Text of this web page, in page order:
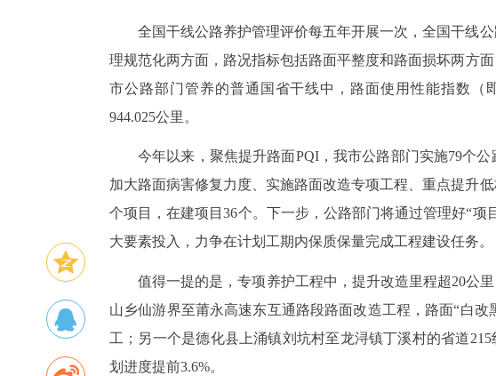
全国干线公路养护管理评价每五年开展一次，全国干线
理规范化两方面，路况指标包括路面平整度和路面损坏两方
市公路部门管养的普通国省干线中，路面使用性能指数（
944.025公里。
今年以来，聚焦提升路面PQI，我市公路部门实施79个
加大路面病害修复力度、实施路面改造专项工程、重点提升
个项目，在建项目36个。下一步，公路部门将通过管理好“
大要素投入，力争在计划工期内保质保量完成工程建设任务。
值得一提的是，专项养护工程中，提升改造里程超20公
山乡仙游界至莆永高速东互通路段路面改造工程，路面“白
工；另一个是德化县上涌镇刘坑村至龙浔镇丁溪村的省道
划进度提前3.6%。